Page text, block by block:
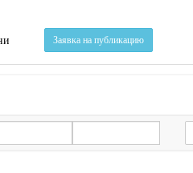
Заявка на публикацию